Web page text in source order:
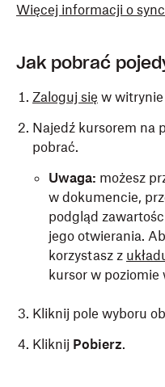
Więcej informacji o
Jak pobrać
Zaloguj się w
Najedź kursorem na
pobrać.
Uwaga: możesz
w dokumencie,
podgląd
jego otwierania.
korzystasz z
kursor w poziomie
Kliknij pole wyboru
Kliknij Pobierz.